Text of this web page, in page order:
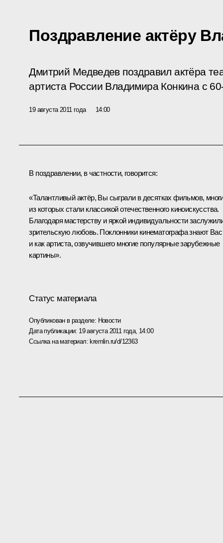
Поздравление актёру
Дмитрий Медведев поздравил актёра
артиста России Владимира Конкина с
19 августа 2011 года 14:00
В поздравлении, в частности, говорится:
«Талантливый актёр, Вы сыграли в десятках фильмов,
из которых стали классикой отечественного киноискусства.
Благодаря мастерству и яркой индивидуальности
зрительскую любовь. Поклонники кинематографа знают Вас
и как артиста, озвучившего многие популярные зарубежные
картины».
Статус материала
Опубликован в разделе: Новости
Дата публикации: 19 августа 2011 года, 14:00
Ссылка на материал: kremlin.ru/d/12363